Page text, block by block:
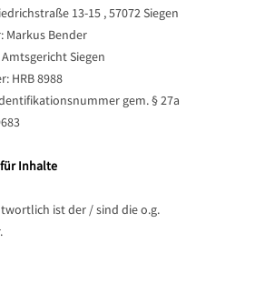
13-15 , 57072 Siegen
Markus Bender
Siegen
HRB 8988
gem. § 27a
Inhalte
ist der / sind die o.g.